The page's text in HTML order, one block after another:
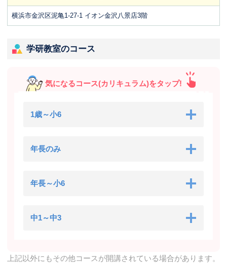
横浜市金沢区泥亀1-27-1 イオン金沢八景店3階
学研教室のコース
気になるコース(カリキュラム)をタップ!
1歳～小6
年長のみ
年長～小6
中1～中3
上記以外にもその他コースが開講されている場合があります。